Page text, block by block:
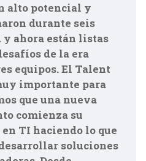
alto potencial y
durante seis
y ahora están listas
de la era
equipos. El Talent
importante para
que una nueva
comienza su
TI haciendo lo que
soluciones